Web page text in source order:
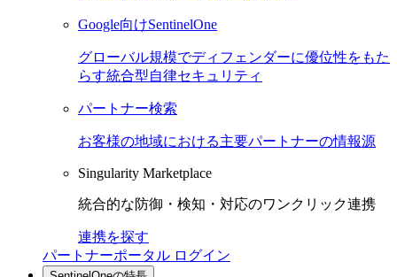
Google向けSentinelOne
グローバル規模でディフェンダーに優位性をもた
らす統合型自律セキュリティ
パートナー検索
お客様の地域における主要パートナーの情報源
Singularity Marketplace
統合的な防御・検知・対応のワンクリック連携
連携を探す
パートナーポータル ログイン